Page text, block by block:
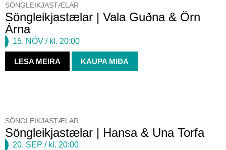
SÖNGLEIKJASTÆLAR
Söngleikjastælar | Vala Guðna & Örn
Árna
15. NÓV / kl. 20:00
LESA MEIRA KAUPA MIÐA
SÖNGLEIKJASTÆLAR
Söngleikjastælar | Hansa & Una Torfa
20. SEP / kl. 20:00